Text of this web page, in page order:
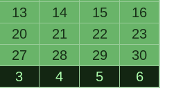
13 14 15
16
20 21 22
23
27 28 29
30
3 4 5 6